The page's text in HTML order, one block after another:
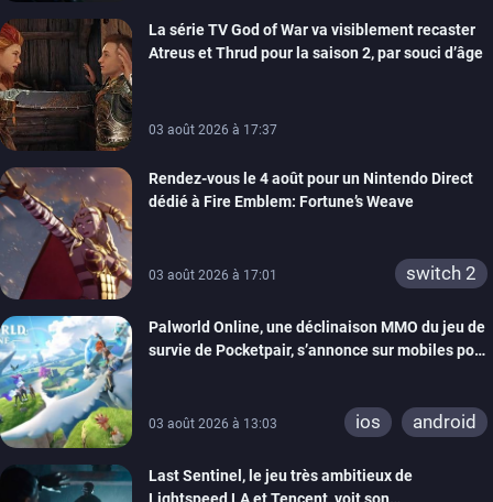
switch 2
La série TV God of War va visiblement recaster
Atreus et Thrud pour la saison 2, par souci d’âge
03 août 2026 à 17:37
Rendez-vous le 4 août pour un Nintendo Direct
dédié à Fire Emblem: Fortune’s Weave
03 août 2026 à 17:01 switch 2
Palworld Online, une déclinaison MMO du jeu de
survie de Pocketpair, s’annonce sur mobiles pour
03 août 2026 à 13:03 ios android
Last Sentinel, le jeu très ambitieux de